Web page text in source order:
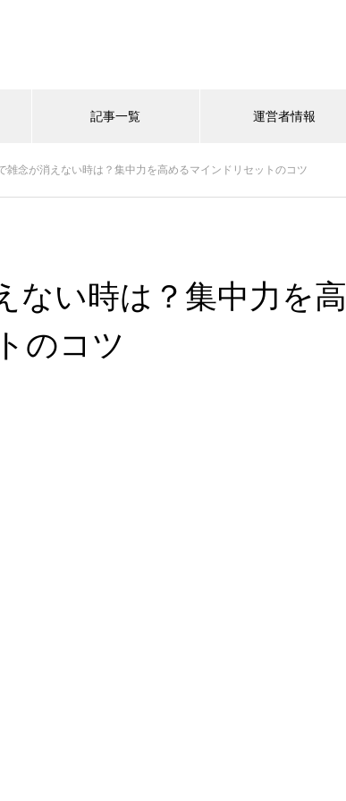
記事一覧 運営者情報
雑念が消えない時は？集中力を高めるマインドリセットのコツ
ない時は？集中力を高
のコツ